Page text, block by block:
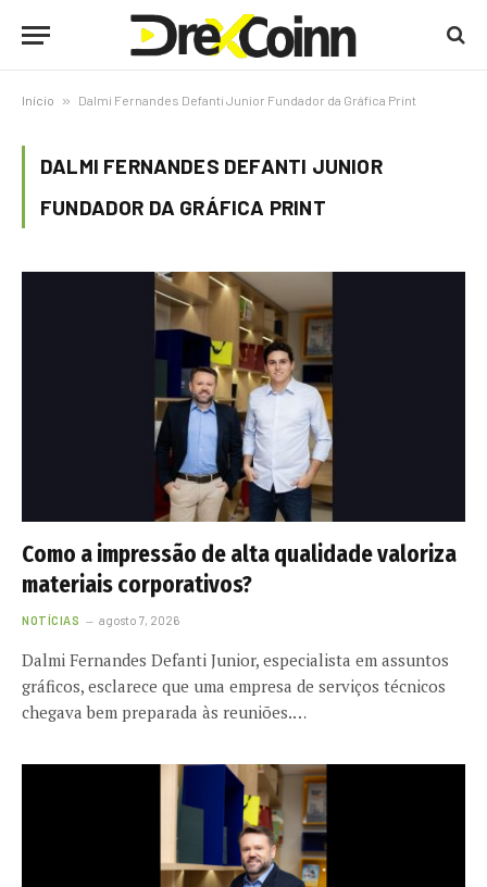
Início » Dalmi Fernandes Defanti Junior Fundador da Gráfica Print
DALMI FERNANDES DEFANTI JUNIOR
FUNDADOR DA GRÁFICA PRINT
Como a impressão de alta qualidade valoriza
materiais corporativos?
NOTÍCIAS agosto 7, 2026
Dalmi Fernandes Defanti Junior, especialista em assuntos
gráficos, esclarece que uma empresa de serviços técnicos
chegava bem preparada às reuniões.…